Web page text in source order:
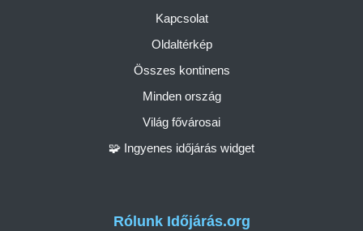
Rólunk Időjárás.org
Kapcsolat
Oldaltérkép
Összes kontinens
Minden ország
Világ fővárosai
🧩 Ingyenes időjárás widget